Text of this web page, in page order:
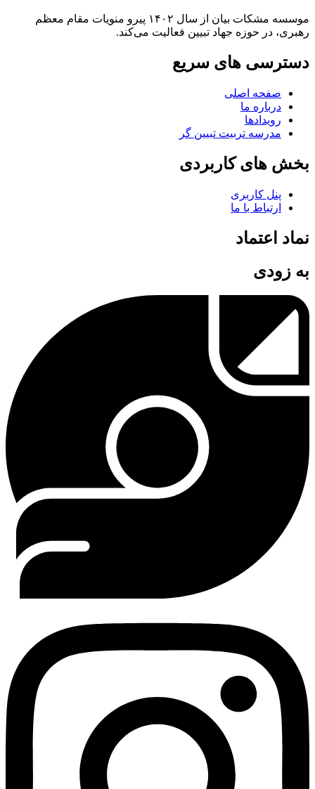
موسسه مشکات بیان از سال ۱۴۰۲ پیرو منویات مقام معظم
رهبری، در حوزه جهاد تبیین فعالیت می‌کند.
دسترسی های سریع
صفحه اصلی
درباره ما
رویدادها
مدرسه تربیت تبیین گر
بخش های کاربردی
پنل کاربری
ارتباط با ما
نماد اعتماد
به زودی